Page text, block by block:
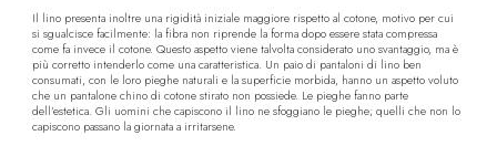
Il lino presenta inoltre una rigidità iniziale maggiore rispetto al cotone, motivo per cui
si sgualcisce facilmente: la fibra non riprende la forma dopo essere stata compressa
come fa invece il cotone. Questo aspetto viene talvolta considerato uno svantaggio, ma è
più corretto intenderlo come una caratteristica. Un paio di pantaloni di lino ben
consumati, con le loro pieghe naturali e la superficie morbida, hanno un aspetto voluto
che un pantalone chino di cotone stirato non possiede. Le pieghe fanno parte
dell’estetica. Gli uomini che capiscono il lino ne sfoggiano le pieghe; quelli che non lo
capiscono passano la giornata a irritarsene.